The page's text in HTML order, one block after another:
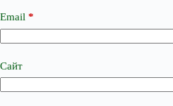
Email *
Сайт